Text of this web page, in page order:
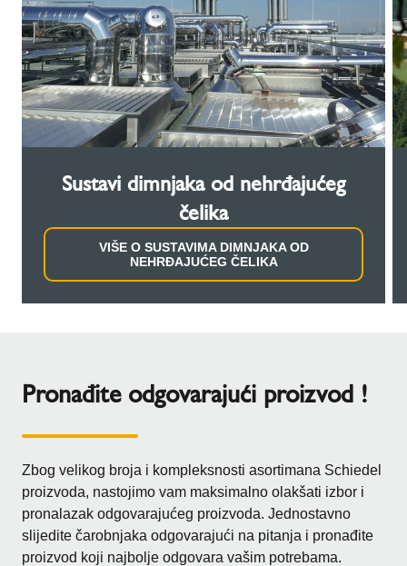
Sustavi dimnjaka od nehrđajućeg
čelika
VIŠE O SUSTAVIMA DIMNJAKA OD
NEHRĐAJUĆEG ČELIKA
Pronađite odgovarajući proizvod !
Zbog velikog broja i kompleksnosti asortimana Schiedel
proizvoda, nastojimo vam maksimalno olakšati izbor i
pronalazak odgovarajućeg proizvoda. Jednostavno
slijedite čarobnjaka odgovarajući na pitanja i pronađite
proizvod koji najbolje odgovara vašim potrebama.